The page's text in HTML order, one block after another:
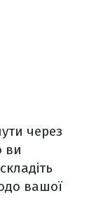
через
ви
вашої